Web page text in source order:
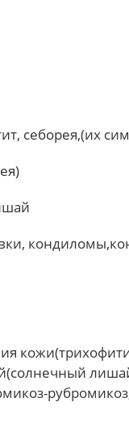
себорея,(их